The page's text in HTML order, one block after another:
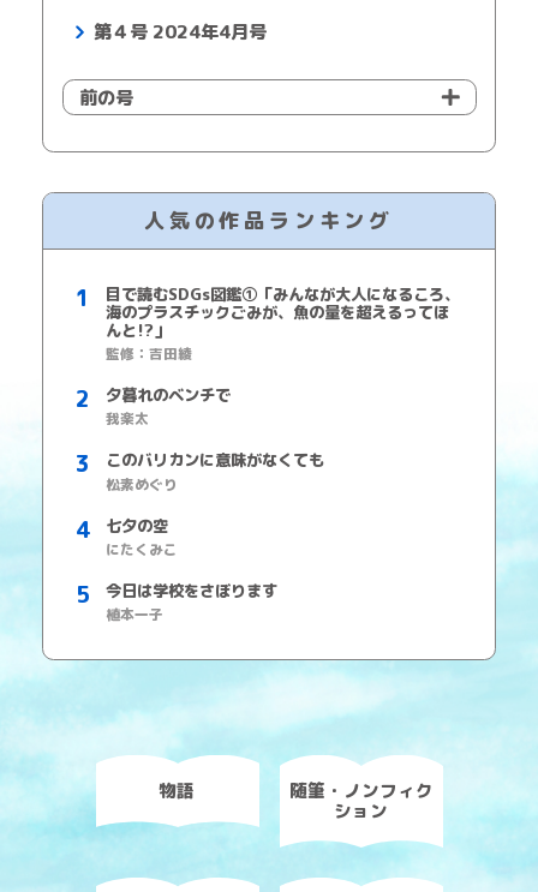
第４号 2024年4月号
前の号
人気の作品ランキング
目で読むSDGs図鑑①「みんなが大人になるころ、
海のプラスチックごみが、魚の量を超えるってほ
んと!?」
監修：吉田綾
夕暮れのベンチで
我楽太
このバリカンに意味がなくても
松素めぐり
七夕の空
にたくみこ
今日は学校をさぼります
植本一子
物語
随筆・ノンフィク
ション